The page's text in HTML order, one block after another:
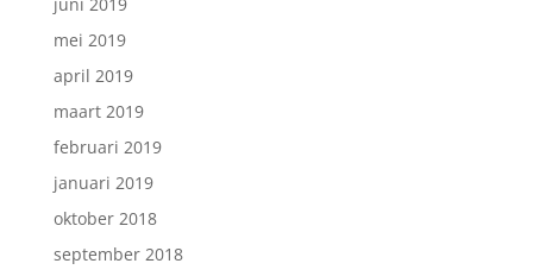
mei 2019
april 2019
maart 2019
februari 2019
januari 2019
oktober 2018
september 2018